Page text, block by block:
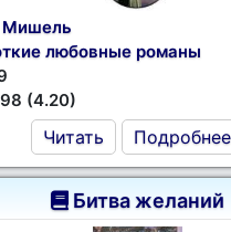
Мишель
любовные романы
(4.20)
Читать Подробнее
Битва желаний